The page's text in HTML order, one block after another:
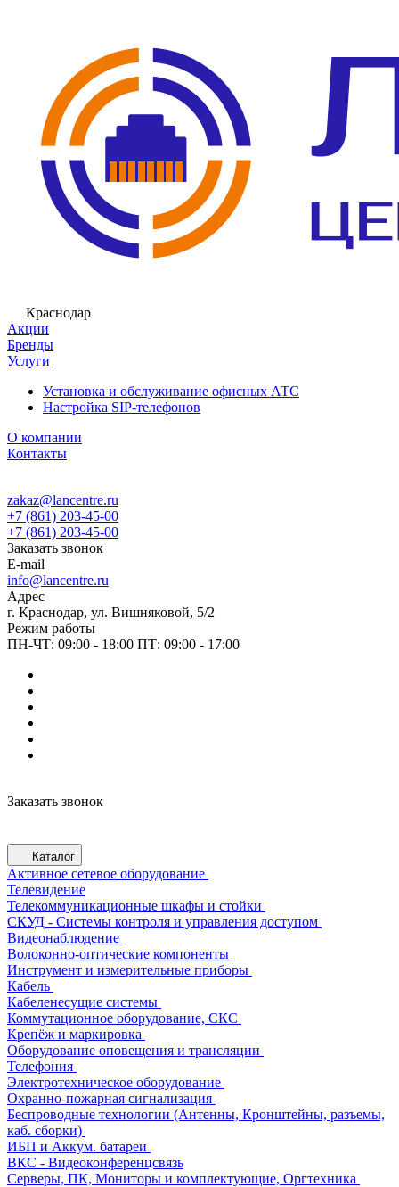
Краснодар
Акции
Бренды
Услуги
Установка и обслуживание офисных АТС
Настройка SIP-телефонов
О компании
Контакты
zakaz@lancentre.ru
+7 (861) 203-45-00
+7 (861) 203-45-00
Заказать звонок
E-mail
info@lancentre.ru
Адрес
г. Краснодар, ул. Вишняковой, 5/2
Режим работы
ПН-ЧТ: 09:00 - 18:00 ПТ: 09:00 - 17:00
Заказать звонок
Каталог
Активное сетевое оборудование
Телевидение
Телекоммуникационные шкафы и стойки
СКУД - Системы контроля и управления доступом
Видеонаблюдение
Волоконно-оптические компоненты
Инструмент и измерительные приборы
Кабель
Кабеленесущие системы
Коммутационное оборудование, СКС
Крепёж и маркировка
Оборудование оповещения и трансляции
Телефония
Электротехническое оборудование
Охранно-пожарная сигнализация
Беспроводные технологии (Антенны, Кронштейны, разъемы,
каб. сборки)
ИБП и Аккум. батареи
ВКС - Видеоконференцсвязь
Серверы, ПК, Мониторы и комплектующие, Оргтехника